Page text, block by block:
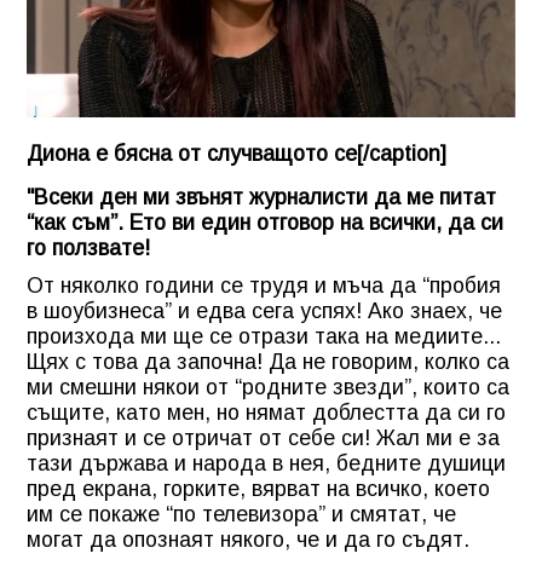
Диона е бясна от случващото се[/caption]
"Всеки ден ми звънят журналисти да ме питат
“как съм”. Ето ви един отговор на всички, да си
го ползвате!
От няколко години се трудя и мъча да “пробия
в шоубизнеса” и едва сега успях! Ако знаех, че
произхода ми ще се отрази така на медиите...
Щях с това да започна! Да не говорим, колко са
ми смешни някои от “родните звезди”, които са
същите, като мен, но нямат доблестта да си го
признаят и се отричат от себе си! Жал ми е за
тази държава и народа в нея, бедните душици
пред екрана, горките, вярват на всичко, което
им се покаже “по телевизора” и смятат, че
могат да опознаят някого, че и да го съдят.